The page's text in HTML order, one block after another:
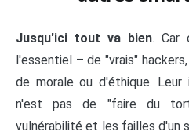
Jusqu'ici tout va bien. Car
l'essentiel – de "vrais"
de morale ou d'éthique.
n'est pas de "faire du
vulnérabilité et les failles d'un